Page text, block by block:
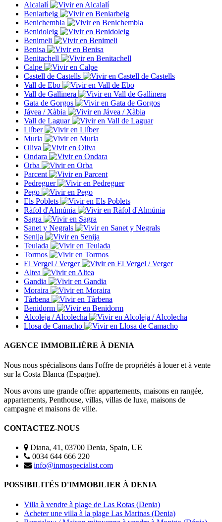
Alcalalí
Beniarbeig
Benichembla
Benidoleig
Benimeli
Benisa
Benitachell
Calpe
Castell de Castells
Vall de Ebo
Vall de Gallinera
Gata de Gorgos
Jávea / Xàbia
Vall de Laguar
Llíber
Murla
Oliva
Ondara
Orba
Parcent
Pedreguer
Pego
Els Poblets
Ràfol d'Almúnia
Sagra
Sanet y Negrals
Senija
Teulada
Tormos
El Vergel / Verger
Altea
Gandia
Moraira
Tàrbena
Benidorm
Alcoleja / Alcolecha
Llosa de Camacho
AGENCE IMMOBILIÈRE À DENIA
Nous nous spécialisons dans l'offre de propriétés à louer et à vente
sur la Costa Blanca (Espagne).
Nous avons une grande offre: appartements, maisons en rangée,
appartements, Penthouse, villas, villas de luxe, maisons de
campagne et maisons de ville.
CONTACTEZ-NOUS
Diana, 41, 03700 Denia, Spain, UE
0034 644 666 220
info@inmospecialist.com
POSSIBILITÉS D'IMMOBILIER À DENIA
Villa à vendre à plage de Las Rotas (Denia)
Acheter une villa à la plage Las Marinas (Denia)